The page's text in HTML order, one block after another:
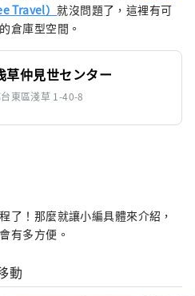
Travel）就沒問題了，這裡有可
倉庫型空間。
草仲見世センター
東區淺草 1-40-8
了！那麼就讓小編具體來介紹，
有多方便。
動